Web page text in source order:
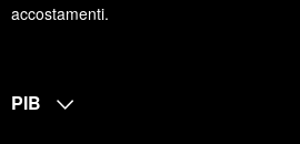
accostamenti.
PIB